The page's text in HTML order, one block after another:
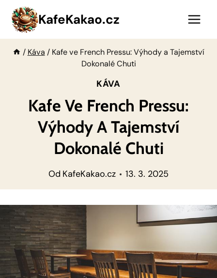
Přeskočit
obsah
KafeKakao.cz
/ Káva / Kafe ve French Pressu: Výhody a Tajemství
Dokonalé Chuti
KÁVA
Kafe Ve French Pressu:
Výhody A Tajemství
Dokonalé Chuti
Od KafeKakao.cz 13. 3. 2025